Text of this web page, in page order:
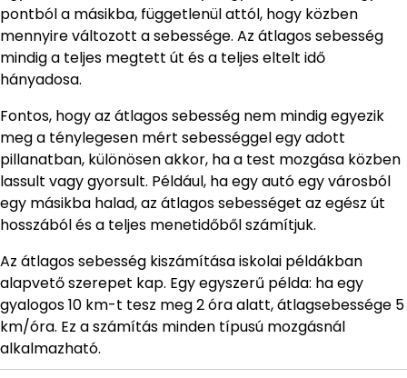
pontból a másikba, függetlenül attól, hogy közben
mennyire változott a sebessége. Az átlagos sebesség
mindig a teljes megtett út és a teljes eltelt idő
hányadosa.
Fontos, hogy az átlagos sebesség nem mindig egyezik
meg a ténylegesen mért sebességgel egy adott
pillanatban, különösen akkor, ha a test mozgása közben
lassult vagy gyorsult. Például, ha egy autó egy városból
egy másikba halad, az átlagos sebességet az egész út
hosszából és a teljes menetidőből számítjuk.
Az átlagos sebesség kiszámítása iskolai példákban
alapvető szerepet kap. Egy egyszerű példa: ha egy
gyalogos 10 km-t tesz meg 2 óra alatt, átlagsebessége 5
km/óra. Ez a számítás minden típusú mozgásnál
alkalmazható.